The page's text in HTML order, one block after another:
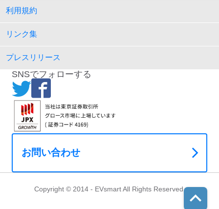
利用規約
リンク集
プレスリリース
SNSでフォローする
お問い合わせ
Copyright © 2014 - EVsmart All Rights Reserved.